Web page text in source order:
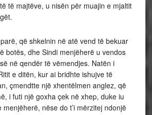
të majtëve, u nisën për muajin e mjaltit
që shkelnin në atë vend të bekuar
botës, dhe Sindi menjëherë u vendos
në qendër të vëmendjes. Natën i
e ditën, kur ai bridhte ishujve të
çmendtte një xhentëlmen anglez, që
i futi një goxha çek në xhep, duke iu
nëse do t’i mërzitej ndonjë